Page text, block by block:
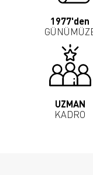
1977'den
UZMAN
KADRO